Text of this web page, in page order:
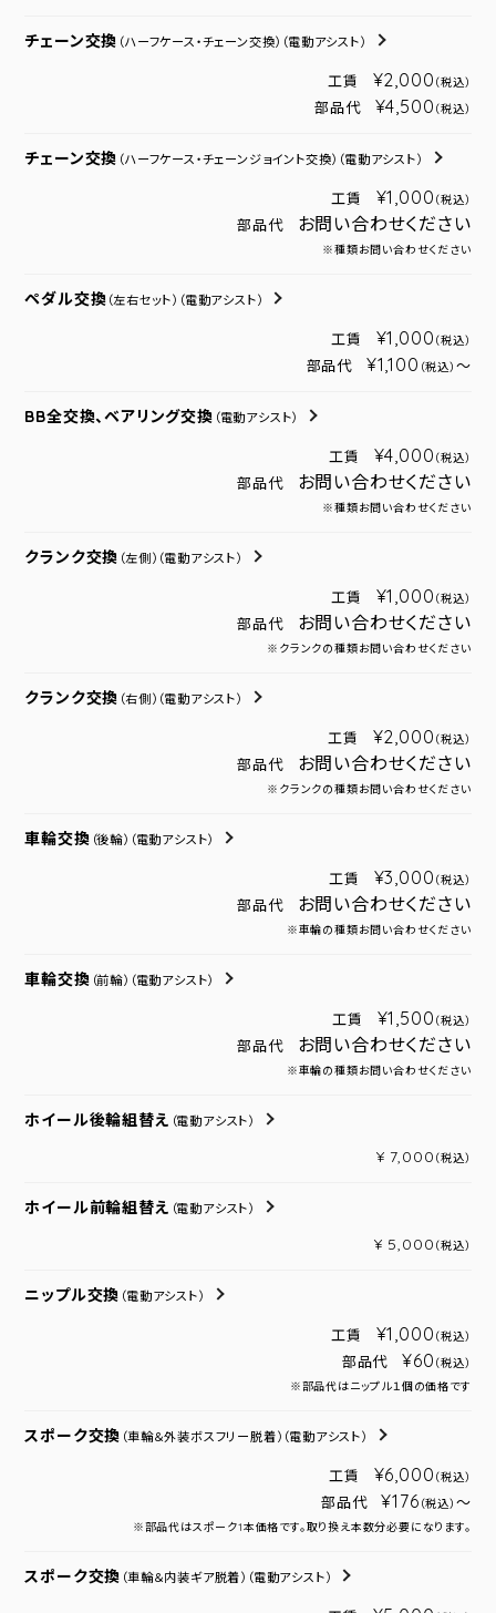
チェーン交換 （ハーフケース・チェーン交換） （電動アシスト）
工賃 ¥2,000 （税込）
部品代 ¥4,500 （税込）
チェーン交換 （ハーフケース・チェーンジョイント交換） （電動アシスト）
工賃 ¥1,000 （税込）
部品代 お問い合わせください
※種類お問い合わせください
ペダル交換 （左右セット） （電動アシスト）
工賃 ¥1,000 （税込）
部品代 ¥1,100 （税込） ～
BB全交換、ベアリング交換 （電動アシスト）
工賃 ¥4,000 （税込）
部品代 お問い合わせください
※種類お問い合わせください
クランク交換 （左側） （電動アシスト）
工賃 ¥1,000 （税込）
部品代 お問い合わせください
※クランクの種類お問い合わせください
クランク交換 （右側） （電動アシスト）
工賃 ¥2,000 （税込）
部品代 お問い合わせください
※クランクの種類お問い合わせください
車輪交換 （後輪） （電動アシスト）
工賃 ¥3,000 （税込）
部品代 お問い合わせください
※車輪の種類お問い合わせください
車輪交換 （前輪） （電動アシスト）
工賃 ¥1,500 （税込）
部品代 お問い合わせください
※車輪の種類お問い合わせください
ホイール後輪組替え （電動アシスト）
¥ 7,000 （税込）
ホイール前輪組替え （電動アシスト）
¥ 5,000 （税込）
ニップル交換 （電動アシスト）
工賃 ¥1,000 （税込）
部品代 ¥60 （税込）
※部品代はニップル１個の価格です
スポーク交換 （車輪＆外装ボスフリー脱着） （電動アシスト）
工賃 ¥6,000 （税込）
部品代 ¥176 （税込） ～
※部品代はスポーク1本価格です。取り換え本数分必要になります。
スポーク交換 （車輪＆内装ギア脱着） （電動アシスト）